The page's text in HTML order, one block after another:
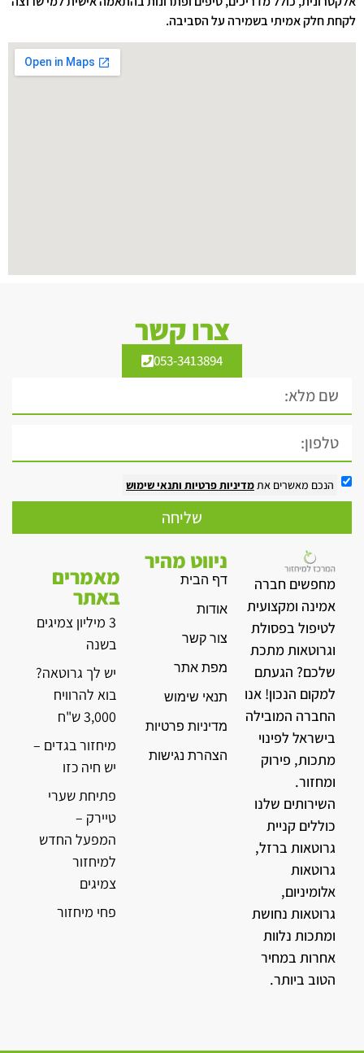
לקחת חלק אמיתי בשמירה על הסביבה.
צרו קשר
053-3413894
הנכם מאשרים אתמדיניות פרטיות ותנאי שימוש
שליחה
מחפשים חברה
אמינה ומקצועית
לטיפול בפסולת
וגרוטאות מתכת
שלכם? הגעתם
למקום הנכון! אנו
החברה המובילה
בישראל לפינוי
מתכות, פירוק
ומחזור.
השירותים שלנו
כוללים קניית
גרוטאות ברזל,
גרוטאות
אלומיניום,
גרוטאות נחושת
ומתכות נלוות
אחרות במחיר
הטוב ביותר.
ניווט מהיר
דף הבית
אודות
צור קשר
מפת אתר
תנאי שימוש
מדיניות פרטיות
הצהרת נגישות
מאמרים
באתר
3 מיליון צמיגים
בשנה
יש לך גרוטאה?
בוא להרוויח
3,000 ש"ח
מיחזור בגדים –
יש חיה כזו
פתיחת שערי
טיירק –
המפעל החדש
למיחזור
צמיגים
פחי מיחזור